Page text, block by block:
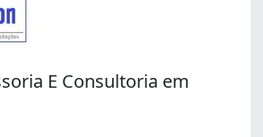
E Consultoria em